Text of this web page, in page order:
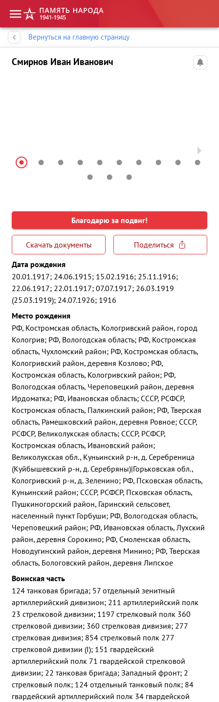
Вернуться на главную страницу
Смирнов Иван Иванович
Благодарю за подвиг!
Скачать документы
Поделиться
Дата рождения
20.01.1917; 24.06.1915; 15.02.1916; 25.11.1916;
22.06.1917; 22.01.1917; 07.07.1917; 26.03.1919
(25.03.1919); 24.07.1926; 1916
Место рождения
РФ, Костромская область, Кологривский район, город
Кологрив; РФ, Вологодская область; РФ, Костромская
область, Чухломский район; РФ, Костромская область,
Кологривский район, деревня Козлово; РФ,
Костромская область, Кологривский район; РФ,
Вологодская область, Череповецкий район, деревня
Ирдоматка; РФ, Ивановская область; СССР, РСФСР,
Костромская область, Палкинский район; РФ, Тверская
область, Рамешковский район, деревня Ровное; СССР,
РСФСР, Великолукская область; СССР, РСФСР,
Костромская область, Ивановский район;
Великолукская обл., Куньинский р-н, д. Серебреница
(Куйбышевский р-н, д. Серебряны)|Горьковская обл.,
Кологривский р-н, д. Зеленино; РФ, Псковская область,
Куньинский район; СССР, РСФСР, Псковская область,
Пушкиногорский район, Гаринский сельсовет,
населенный пункт Горбуши; РФ, Вологодская область,
Череповецкий район; РФ, Ивановская область, Лухский
район, деревня Сорокино; РФ, Смоленская область,
Новодугинский район, деревня Минино; РФ, Тверская
область, Бологовский район, деревня Липское
Воинская часть
124 танковая бригада; 57 отдельный зенитный
артиллерийский дивизион; 211 артиллерийский полк
23 стрелковой дивизии; 1197 стрелковый полк 360
стрелковой дивизии; 360 стрелковая дивизия; 277
стрелковая дивизия; 854 стрелковый полк 277
стрелковой дивизии (I); 151 гвардейский
артиллерийский полк 71 гвардейской стрелковой
дивизии; 22 танковая бригада; Западный фронт; 2
стрелковый полк; 124 отдельный танковый полк; 84
гвардейский артиллерийский полк 34 гвардейской
Память народа